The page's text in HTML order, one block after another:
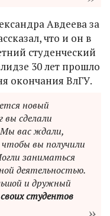
Авдеева за
что и он в
студенческий
30 лет прошло
окончания ВлГУ.
новый
сделали
вас ждали,
чтобы вы получили
заниматься
деятельностью.
и дружный
студентов